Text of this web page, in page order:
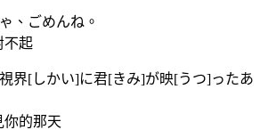
、ごめんね。
不起
界[しかい]に君[きみ]が映[うつ]ったあ
你的那天